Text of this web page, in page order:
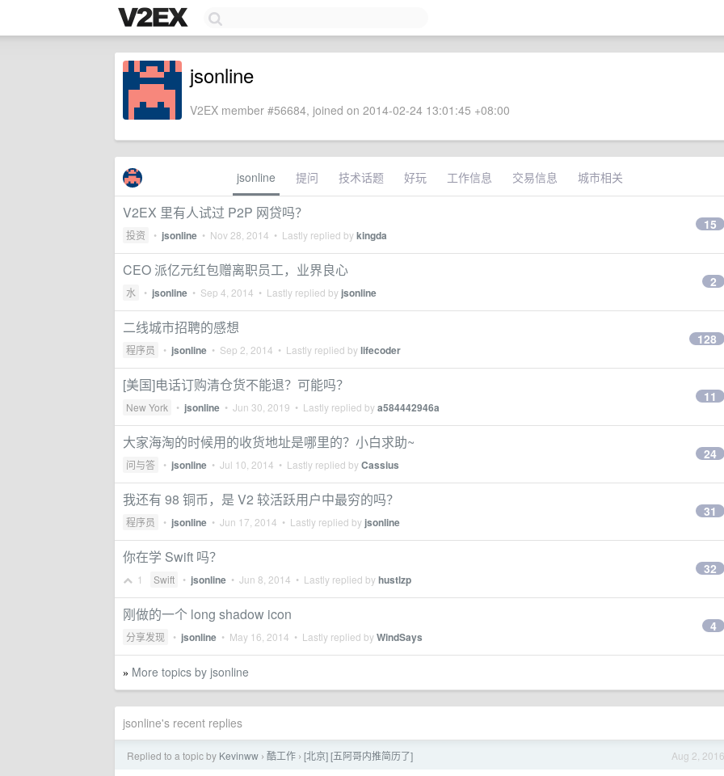
jsonline
V2EX member #56684, joined on 2014-02-24 13:01:45 +08:00
jsonline 提问 技术话题 好玩 工作信息 交易信息 城市相关
V2EX 里有人试过 P2P 网贷吗？
投资 • jsonline • Nov 28, 2014 • Lastly replied bykingda
15
CEO 派亿元红包赠离职员工，业界良心
水 • jsonline • Sep 4, 2014 • Lastly replied by jsonline
2
二线城市招聘的感想
程序员 • jsonline • Sep 2, 2014 • Lastly replied bylifecoder
128
[美国]电话订购清仓货不能退？可能吗？
New York • jsonline • Jun 30, 2019 • Lastly replied bya584442946a
11
大家海淘的时候用的收货地址是哪里的？小白求助~
问与答 • jsonline • Jul 10, 2014 • Lastly replied byCassius
24
我还有 98 铜币，是 V2 较活跃用户中最穷的吗？
程序员 • jsonline • Jun 17, 2014 • Lastly replied by jsonline
31
你在学 Swift 吗？
1 Swift • jsonline • Jun 8, 2014 • Lastly replied byhustlzp
32
刚做的一个 long shadow icon
分享发现 • jsonline • May 16, 2014 • Lastly replied byWindSays
4
» More topics by jsonline
jsonline's recent replies
Aug 2, 2016
Replied to a topic by Kevinww › 酷工作 › [北京] [五阿哥内推简历了]